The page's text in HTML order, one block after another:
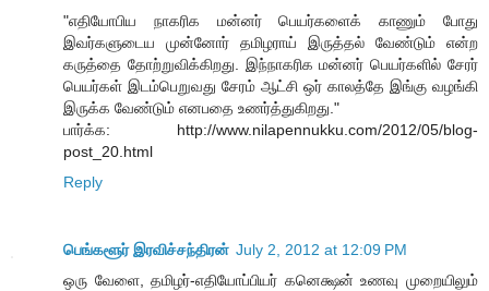
"எதியோபிய நாகரிக மன்னர் பெயர்களைக் காணும் போது
இவர்களுடைய முன்னோர் தமிழராய் இருத்தல் வேண்டும் என்ற
கருத்தை தோற்றுவிக்கிறது. இந்நாகரிக மன்னர் பெயர்களில் சேரர்
பெயர்கள் இடம்பெறுவது சேரம் ஆட்சி ஒர் காலத்தே இங்கு வழங்கி
இருக்க வேண்டும் எனபதை உணர்த்துகிறது."
பார்க்க: http://www.nilapennukku.com/2012/05/blog-
post_20.html
Reply
பெங்களூர் இரவிச்சந்திரன் July 2, 2012 at 12:09 PM
ஒரு வேளை, தமிழர்-எதியோப்பியர் கனெக்ஷன் உணவு முறையிலும்